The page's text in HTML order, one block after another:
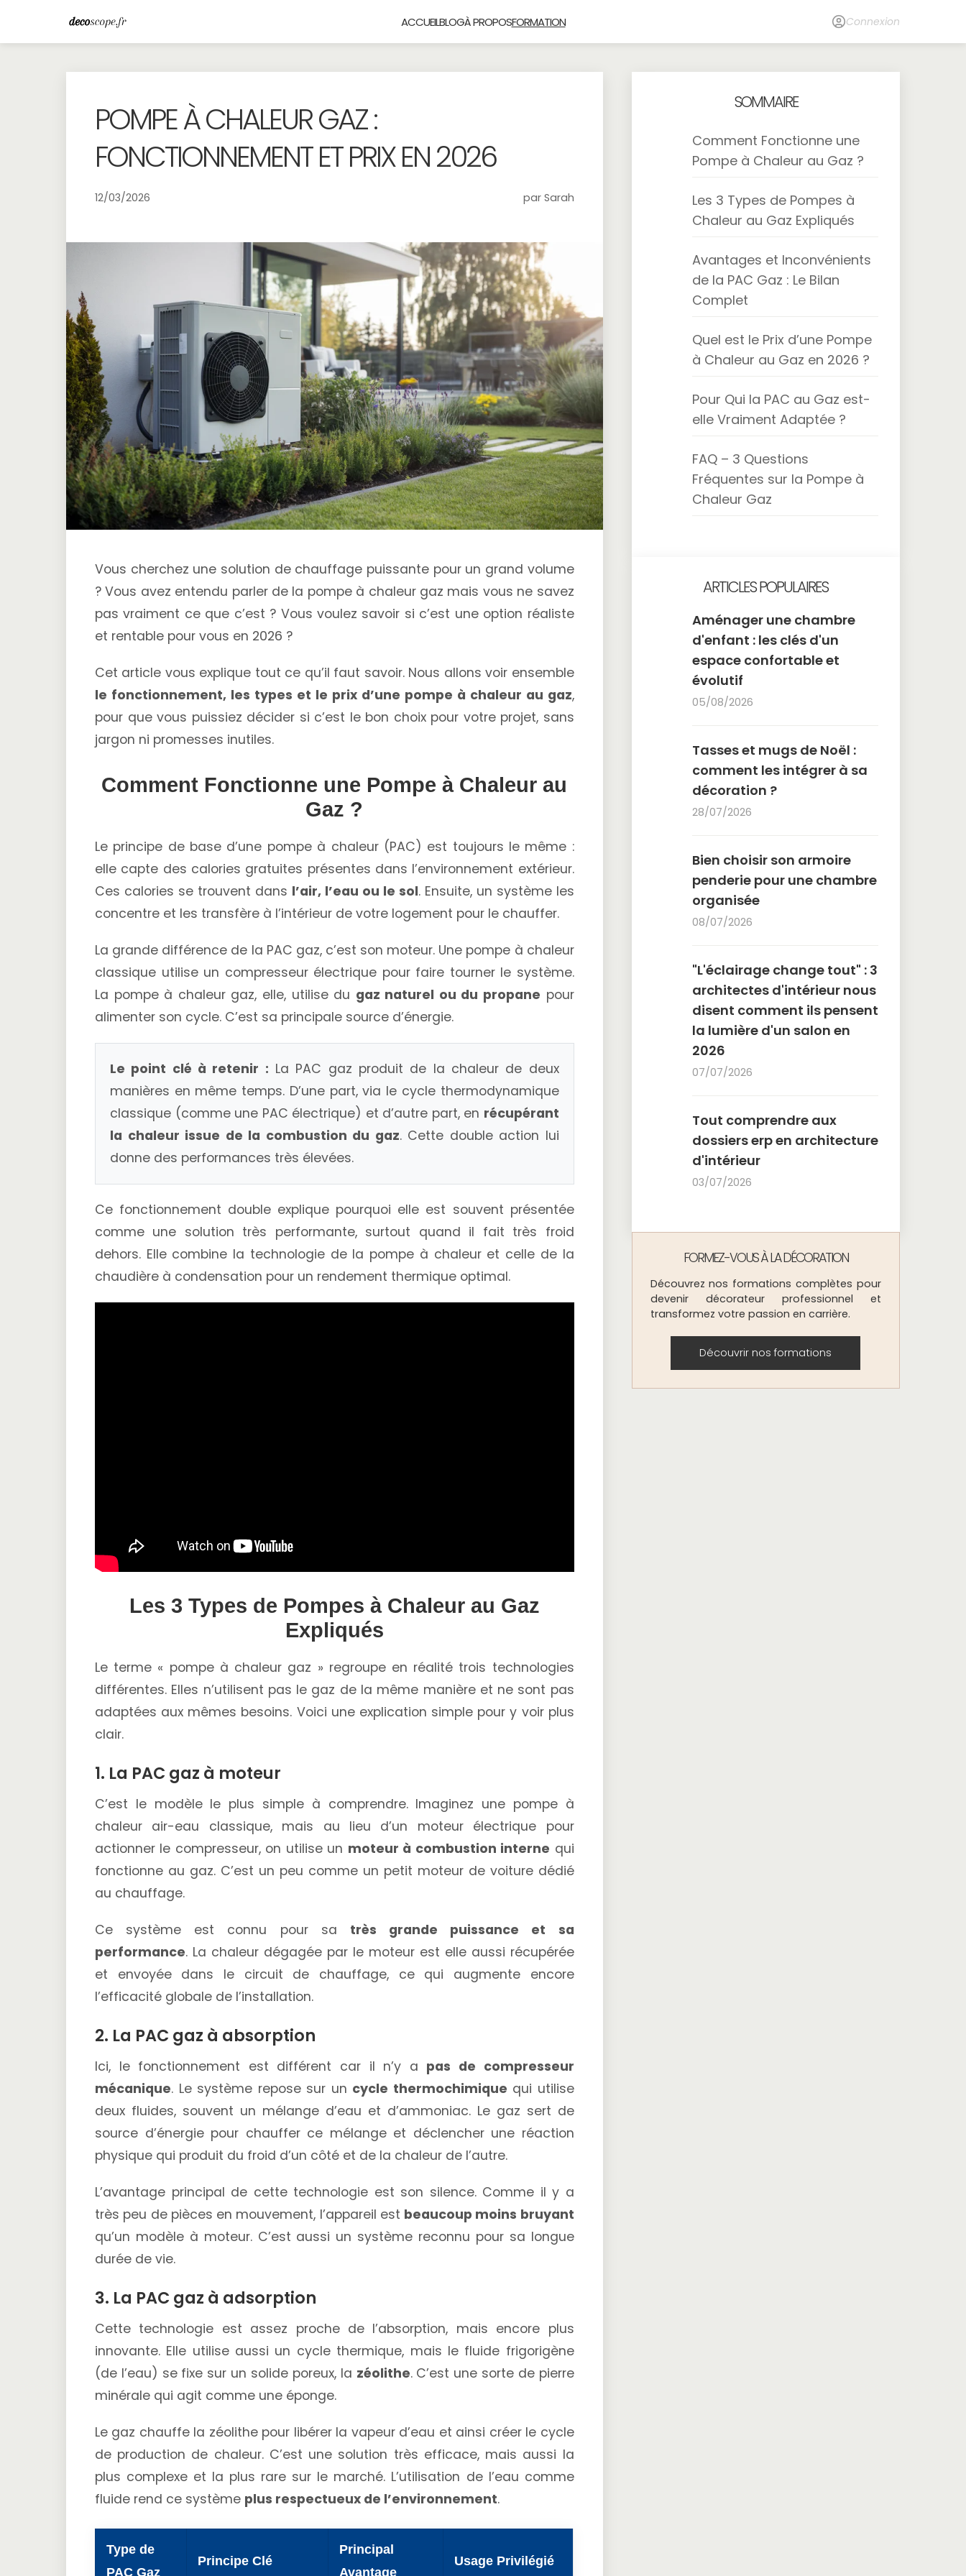
ACCUEILBLOGÀ PROPOSFORMATION Connexion
POMPE À CHALEUR GAZ :
FONCTIONNEMENT ET PRIX EN 2026
12/03/2026 par Sarah
Vous cherchez une solution de chauffage puissante pour un grand volume
? Vous avez entendu parler de la pompe à chaleur gaz mais vous ne savez
pas vraiment ce que c’est ? Vous voulez savoir si c’est une option réaliste
et rentable pour vous en 2026 ?
Cet article vous explique tout ce qu’il faut savoir. Nous allons voir ensemble
le fonctionnement, les types et le prix d’une pompe à chaleur au gaz,
pour que vous puissiez décider si c’est le bon choix pour votre projet, sans
jargon ni promesses inutiles.
Comment Fonctionne une Pompe à Chaleur au
Gaz ?
Le principe de base d’une pompe à chaleur (PAC) est toujours le même :
elle capte des calories gratuites présentes dans l’environnement extérieur.
Ces calories se trouvent dans l’air, l’eau ou le sol. Ensuite, un système les
concentre et les transfère à l’intérieur de votre logement pour le chauffer.
La grande différence de la PAC gaz, c’est son moteur. Une pompe à chaleur
classique utilise un compresseur électrique pour faire tourner le système.
La pompe à chaleur gaz, elle, utilise du gaz naturel ou du propane pour
alimenter son cycle. C’est sa principale source d’énergie.
Le point clé à retenir : La PAC gaz produit de la chaleur de deux
manières en même temps. D’une part, via le cycle thermodynamique
classique (comme une PAC électrique) et d’autre part, en récupérant
la chaleur issue de la combustion du gaz. Cette double action lui
donne des performances très élevées.
Ce fonctionnement double explique pourquoi elle est souvent présentée
comme une solution très performante, surtout quand il fait très froid
dehors. Elle combine la technologie de la pompe à chaleur et celle de la
chaudière à condensation pour un rendement thermique optimal.
Les 3 Types de Pompes à Chaleur au Gaz
Expliqués
Le terme « pompe à chaleur gaz » regroupe en réalité trois technologies
différentes. Elles n’utilisent pas le gaz de la même manière et ne sont pas
adaptées aux mêmes besoins. Voici une explication simple pour y voir plus
clair.
1. La PAC gaz à moteur
C’est le modèle le plus simple à comprendre. Imaginez une pompe à
chaleur air-eau classique, mais au lieu d’un moteur électrique pour
actionner le compresseur, on utilise un moteur à combustion interne qui
fonctionne au gaz. C’est un peu comme un petit moteur de voiture dédié
au chauffage.
Ce système est connu pour sa très grande puissance et sa
performance. La chaleur dégagée par le moteur est elle aussi récupérée
et envoyée dans le circuit de chauffage, ce qui augmente encore
l’efficacité globale de l’installation.
2. La PAC gaz à absorption
Ici, le fonctionnement est différent car il n’y a pas de compresseur
mécanique. Le système repose sur un cycle thermochimique qui utilise
deux fluides, souvent un mélange d’eau et d’ammoniac. Le gaz sert de
source d’énergie pour chauffer ce mélange et déclencher une réaction
physique qui produit du froid d’un côté et de la chaleur de l’autre.
L’avantage principal de cette technologie est son silence. Comme il y a
très peu de pièces en mouvement, l’appareil est beaucoup moins bruyant
qu’un modèle à moteur. C’est aussi un système reconnu pour sa longue
durée de vie.
3. La PAC gaz à adsorption
Cette technologie est assez proche de l’absorption, mais encore plus
innovante. Elle utilise aussi un cycle thermique, mais le fluide frigorigène
(de l’eau) se fixe sur un solide poreux, la zéolithe. C’est une sorte de pierre
minérale qui agit comme une éponge.
Le gaz chauffe la zéolithe pour libérer la vapeur d’eau et ainsi créer le cycle
de production de chaleur. C’est une solution très efficace, mais aussi la
plus complexe et la plus rare sur le marché. L’utilisation de l’eau comme
fluide rend ce système plus respectueux de l’environnement.
Type de
PAC Gaz
Principe Clé
Principal
Avantage
Usage Privilégié
SOMMAIRE
Comment Fonctionne une
Pompe à Chaleur au Gaz ?
Les 3 Types de Pompes à
Chaleur au Gaz Expliqués
Avantages et Inconvénients
de la PAC Gaz : Le Bilan
Complet
Quel est le Prix d’une Pompe
à Chaleur au Gaz en 2026 ?
Pour Qui la PAC au Gaz est-
elle Vraiment Adaptée ?
FAQ – 3 Questions
Fréquentes sur la Pompe à
Chaleur Gaz
ARTICLES POPULAIRES
Aménager une chambre
d'enfant : les clés d'un
espace confortable et
évolutif
05/08/2026
Tasses et mugs de Noël :
comment les intégrer à sa
décoration ?
28/07/2026
Bien choisir son armoire
penderie pour une chambre
organisée
08/07/2026
"L'éclairage change tout" : 3
architectes d'intérieur nous
disent comment ils pensent
la lumière d'un salon en
2026
07/07/2026
Tout comprendre aux
dossiers erp en architecture
d'intérieur
03/07/2026
FORMEZ-VOUS À LA DÉCORATION
Découvrez nos formations complètes pour
devenir décorateur professionnel et
transformez votre passion en carrière.
Découvrir nos formations